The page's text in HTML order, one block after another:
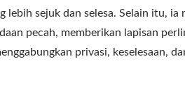
lebih sejuk dan selesa. Selain itu, ia
pecah, memberikan lapisan
privasi, keselesaan,